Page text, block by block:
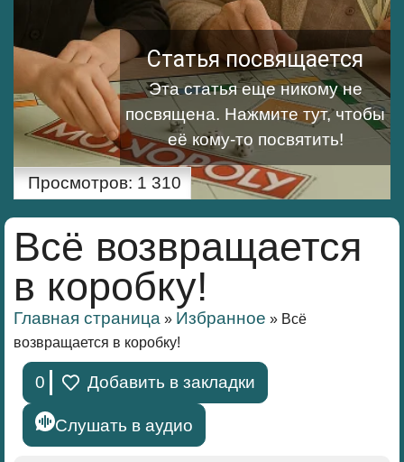
Статья посвящается
Эта статья еще никому не
посвящена. Нажмите тут, чтобы
её кому-то посвятить!
Просмотров: 1 310
Всё возвращается
в коробку!
Главная страница » Избранное » Всё
возвращается в коробку!
0 Добавить в закладки
Слушать в аудио